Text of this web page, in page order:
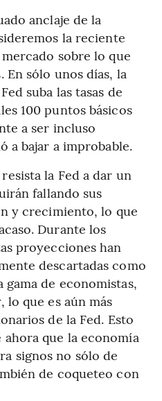
anclaje de la
la reciente
sobre lo que
sólo unos días, la
suba las tasas de
100 puntos básicos
a ser incluso
a bajar a improbable.
la Fed a dar un
fallando sus
y crecimiento, lo que
Durante los
proyecciones han
descartadas como
de economistas,
lo que es aún más
de la Fed. Esto
que la economía
signos no sólo de
de coqueteo con